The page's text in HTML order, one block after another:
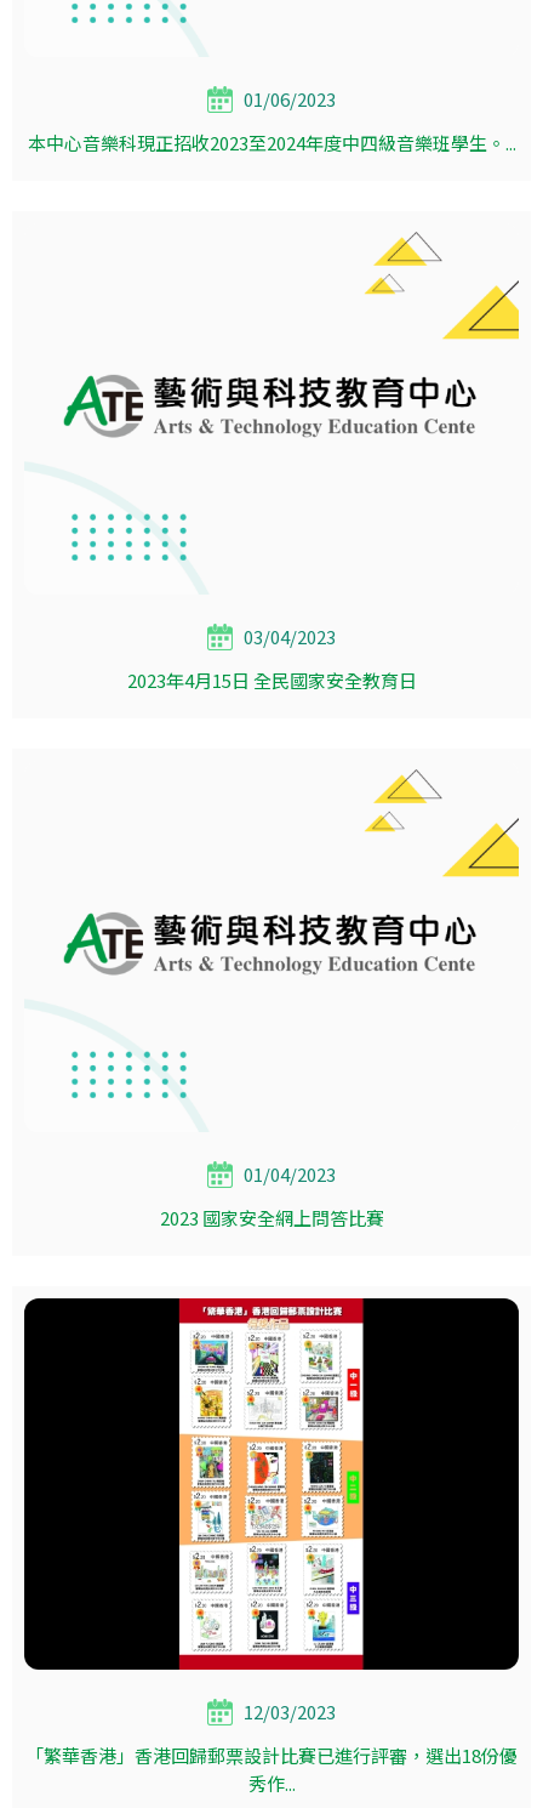
01/06/2023
本中心音樂科現正招收2023至2024年度中四級音樂班學生。...
03/04/2023
2023年4月15日 全民國家安全教育日
01/04/2023
2023 國家安全網上問答比賽
12/03/2023
「繁華香港」香港回歸郵票設計比賽已進行評審，選出18份優
秀作...